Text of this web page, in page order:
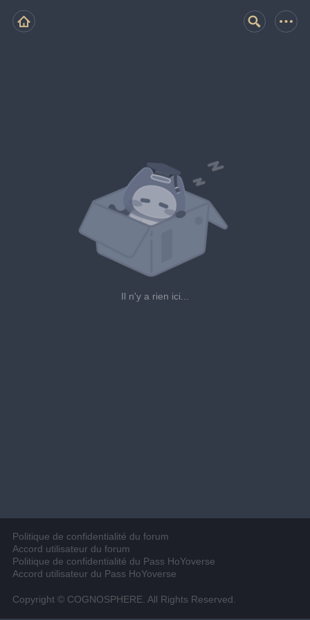
Il n'y a rien ici...
Politique de confidentialité du forum
Accord utilisateur du forum
Politique de confidentialité du Pass HoYoverse
Accord utilisateur du Pass HoYoverse
Copyright © COGNOSPHERE. All Rights Reserved.